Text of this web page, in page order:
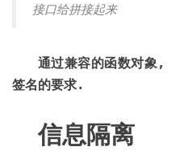
接口给拼接起来
通过兼容的函数对象
签名的要求.
信息隔离